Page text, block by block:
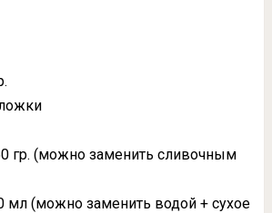
гр. (можно заменить сливочным
мл (можно заменить водой + сухое